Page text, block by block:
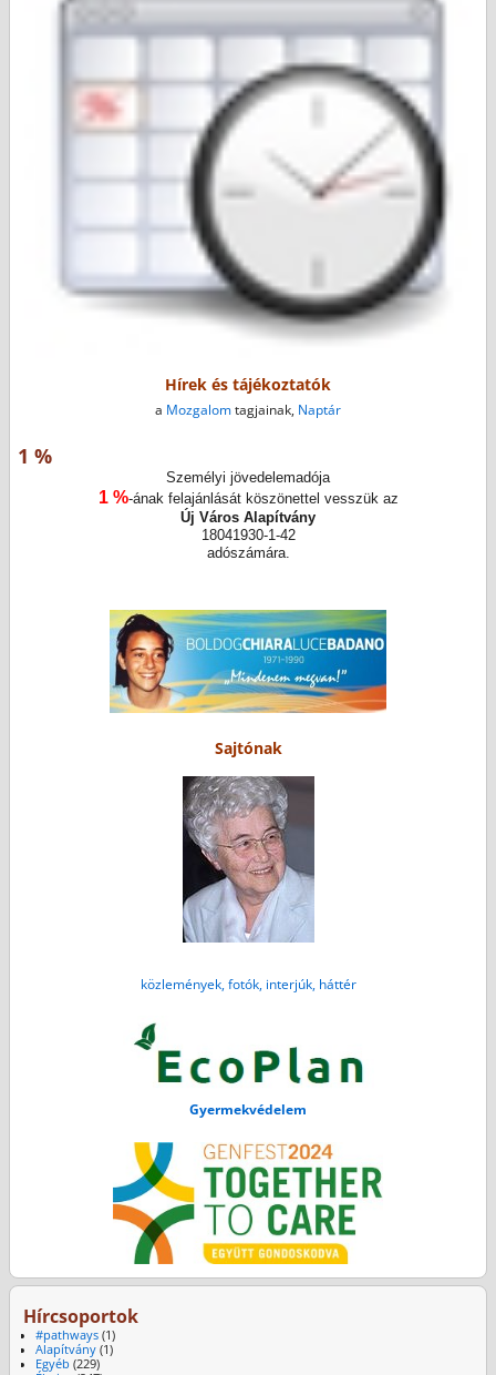
Hírek és tájékoztatók
a Mozgalomtagjainak, Naptár
1 %
Személyi jövedelemadója
1 %-ának felajánlását köszönettel vesszük az
Új Város Alapítvány
18041930-1-42
adószámára.
Sajtónak
közlemények, fotók, interjúk, háttér
Gyermekvédelem
Hírcsoportok
#pathways(1)
Alapítvány(1)
Egyéb (229)